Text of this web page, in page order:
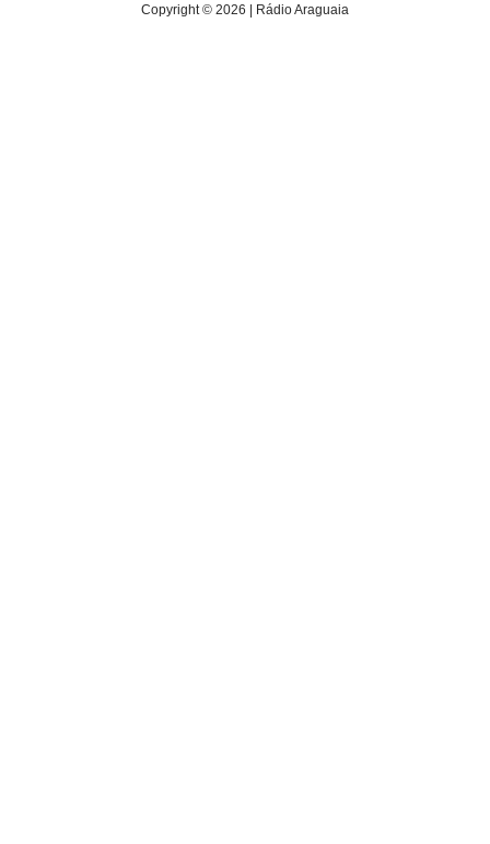
Copyright © 2026 | Rádio Araguaia